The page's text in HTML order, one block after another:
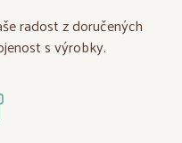
radost z doručených
s výrobky.